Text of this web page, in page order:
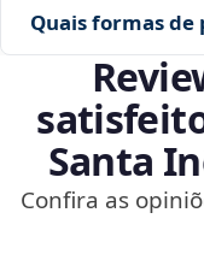
Quais formas de
Santa
Confira as